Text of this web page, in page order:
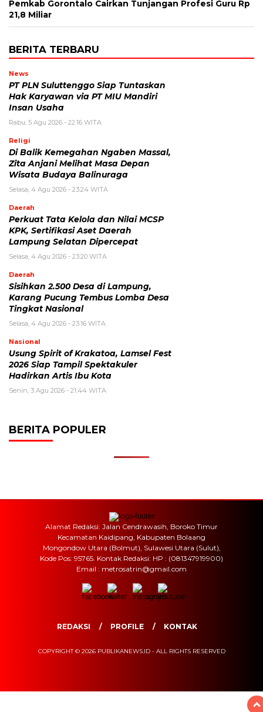
Pemkab Gorontalo Cairkan Tunjangan Profesi Guru Rp
21,8 Miliar
BERITA TERBARU
News
PT PLN Suluttenggo Siap Tuntaskan
Hak Karyawan via PT MIU Mandiri
Insan Usaha
Rabu, 5 Agu 2026 - 22:16 WITA
Religi
Di Balik Kemegahan Ngaben Massal,
Zita Anjani Melihat Masa Depan
Wisata Budaya Balinuraga
Selasa, 4 Agu 2026 - 23:24 WITA
Daerah
Perkuat Tata Kelola dan Nilai MCSP
KPK, Sertifikasi Aset Daerah
Lampung Selatan Dipercepat
Selasa, 4 Agu 2026 - 23:20 WITA
Daerah
Sisihkan 2.500 Desa di Lampung,
Karang Pucung Tembus Lomba Desa
Tingkat Nasional
Selasa, 4 Agu 2026 - 23:16 WITA
Nasional
Usung Spirit of Krakatoa, Lamsel Fest
2026 Siap Tampil Spektakuler
Hadirkan Artis Ibu Kota
Senin, 3 Agu 2026 - 21:44 WITA
BERITA POPULER
Alamat Redaksi: Jalan Cendrawasih, Boroko Timur
Kecamatan Kaidipang, Kabupaten Bolaang
Mongondow Utara (Bolmut), Sulawesi Utara (Sulut),
Kode Pos: 95765. Kontak Redaksi: HP : (081347919900)
Email : metrosatrin@gmail.com
REDAKSI PROFILE KONTAK
COPYRIGHT © 2026 PUBLIKANEWS.ID - ALL RIGHTS RESERVED